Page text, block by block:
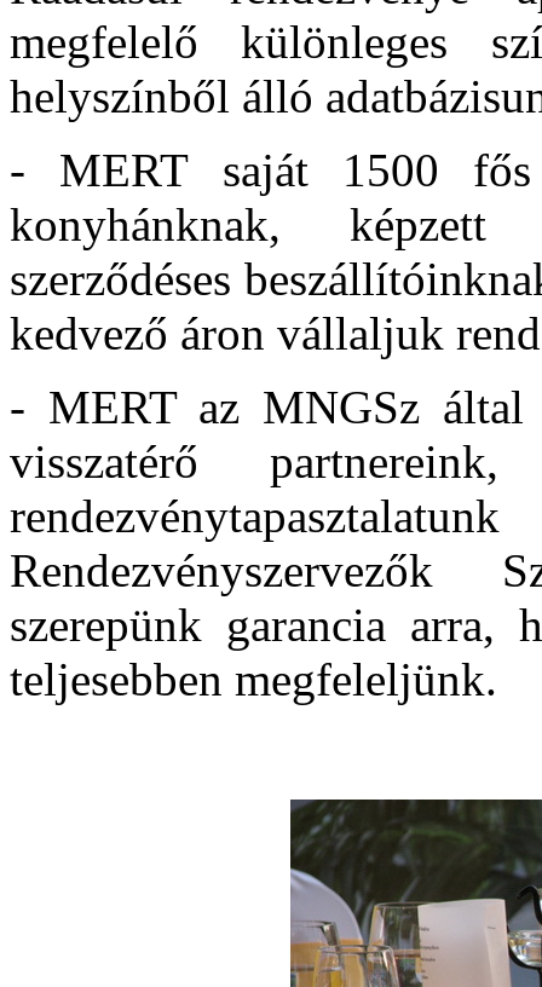
megfelelő különleges
helyszínből álló
- MERT saját 1500 fős
konyhánknak, képzett
szerződéses
kedvező áron vállaljuk
- MERT az MNGSz által
visszatérő
Rendezvényszervezők
szerepünk garancia
teljesebben megfeleljünk.